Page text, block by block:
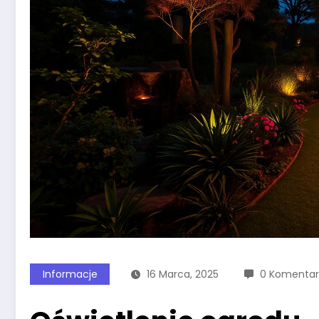
Informacje 16 Marca, 2025 0